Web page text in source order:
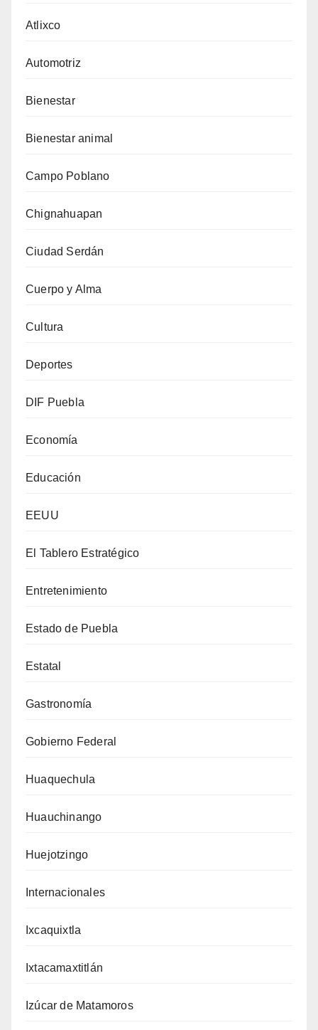
Atlixco
Automotriz
Bienestar
Bienestar animal
Campo Poblano
Chignahuapan
Ciudad Serdán
Cuerpo y Alma
Cultura
Deportes
DIF Puebla
Economía
Educación
EEUU
El Tablero Estratégico
Entretenimiento
Estado de Puebla
Estatal
Gastronomía
Gobierno Federal
Huaquechula
Huauchinango
Huejotzingo
Internacionales
Ixcaquixtla
Ixtacamaxtitlán
Izúcar de Matamoros